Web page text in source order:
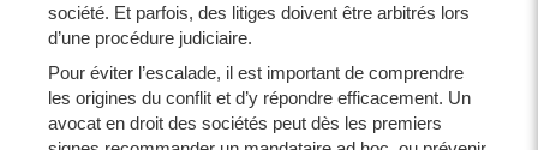
société. Et parfois, des litiges doivent être arbitrés lors
d’une procédure judiciaire.
Pour éviter l’escalade, il est important de comprendre
les origines du conflit et d’y répondre efficacement. Un
avocat en droit des sociétés peut dès les premiers